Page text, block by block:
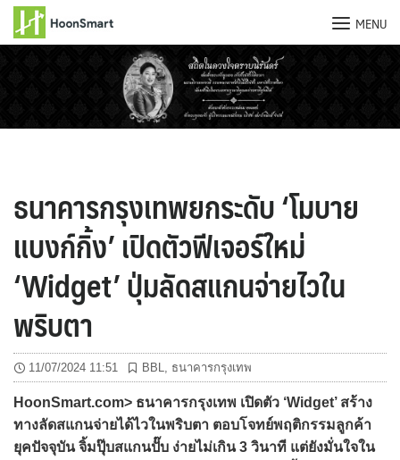
MENU
ธนาคารกรุงเทพยกระดับ ‘โมบาย
แบงก์กิ้ง’ เปิดตัวฟีเจอร์ใหม่
‘Widget’ ปุ่มลัดสแกนจ่ายไวใน
พริบตา
11/07/2024 11:51 BBL ธนาคารกรุงเทพ
HoonSmart.com> ธนาคารกรุงเทพ เปิดตัว ‘Widget’ สร้าง
ทางลัดสแกนจ่ายได้ไวในพริบตา ตอบโจทย์พฤติกรรมลูกค้า
ยุคปัจจุบัน จิ้มปุ๊บสแกนปั๊บ ง่ายไม่เกิน 3 วินาที แต่ยังมั่นใจใน